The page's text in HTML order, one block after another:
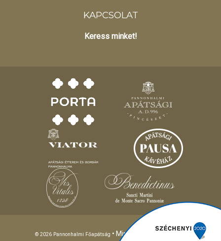
KAPCSOLAT
Keress minket!
© 2026 Pannonhalmi Főapátság • Minden jog fenntartva!